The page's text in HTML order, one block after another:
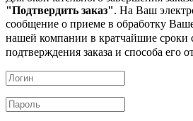
"Подтвердить заказ". На Ваш
сообщение о приеме в обработку
нашей компании в кратчайшие сроки
подтверждения заказа и способа его